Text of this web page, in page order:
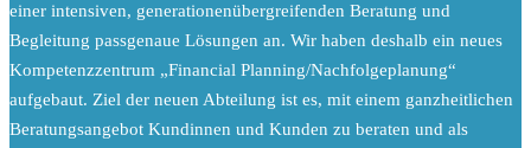
einer intensiven, generationenübergreifenden Beratung und
Begleitung passgenaue Lösungen an. Wir haben deshalb ein neues
Kompetenzzentrum „Financial Planning/Nachfolgeplanung“
aufgebaut. Ziel der neuen Abteilung ist es, mit einem ganzheitlichen
Beratungsangebot Kundinnen und Kunden zu beraten und als